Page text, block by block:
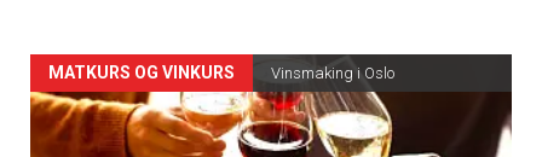
Forsiden
akkurat
MATKURS OG VINKURS Vinsmaking i Oslo